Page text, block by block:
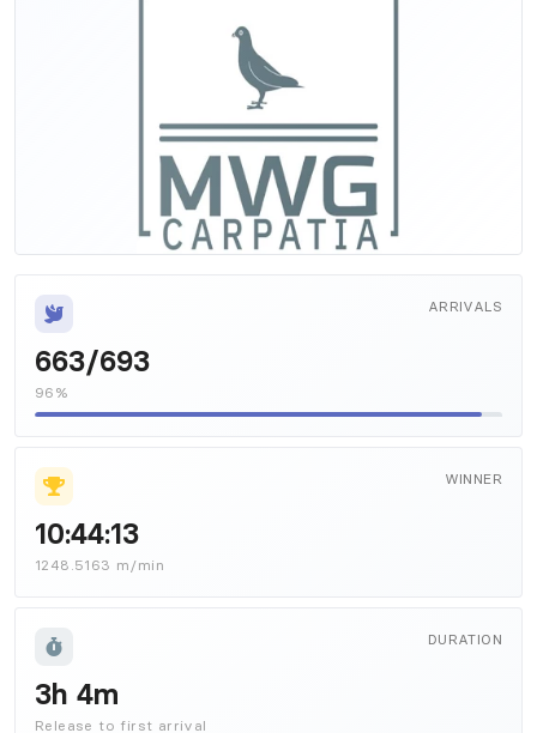
ARRIVALS
663/693
96%
WINNER
10:44:13
1248.5163 m/min
DURATION
3h 4m
Release to first arrival